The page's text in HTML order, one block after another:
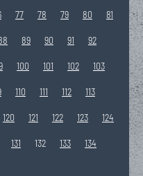
77 78 79 80 81
89 90 91 92
100 101 102 103
110 111 112 113
120 121 122 123 124
131 132 133 134